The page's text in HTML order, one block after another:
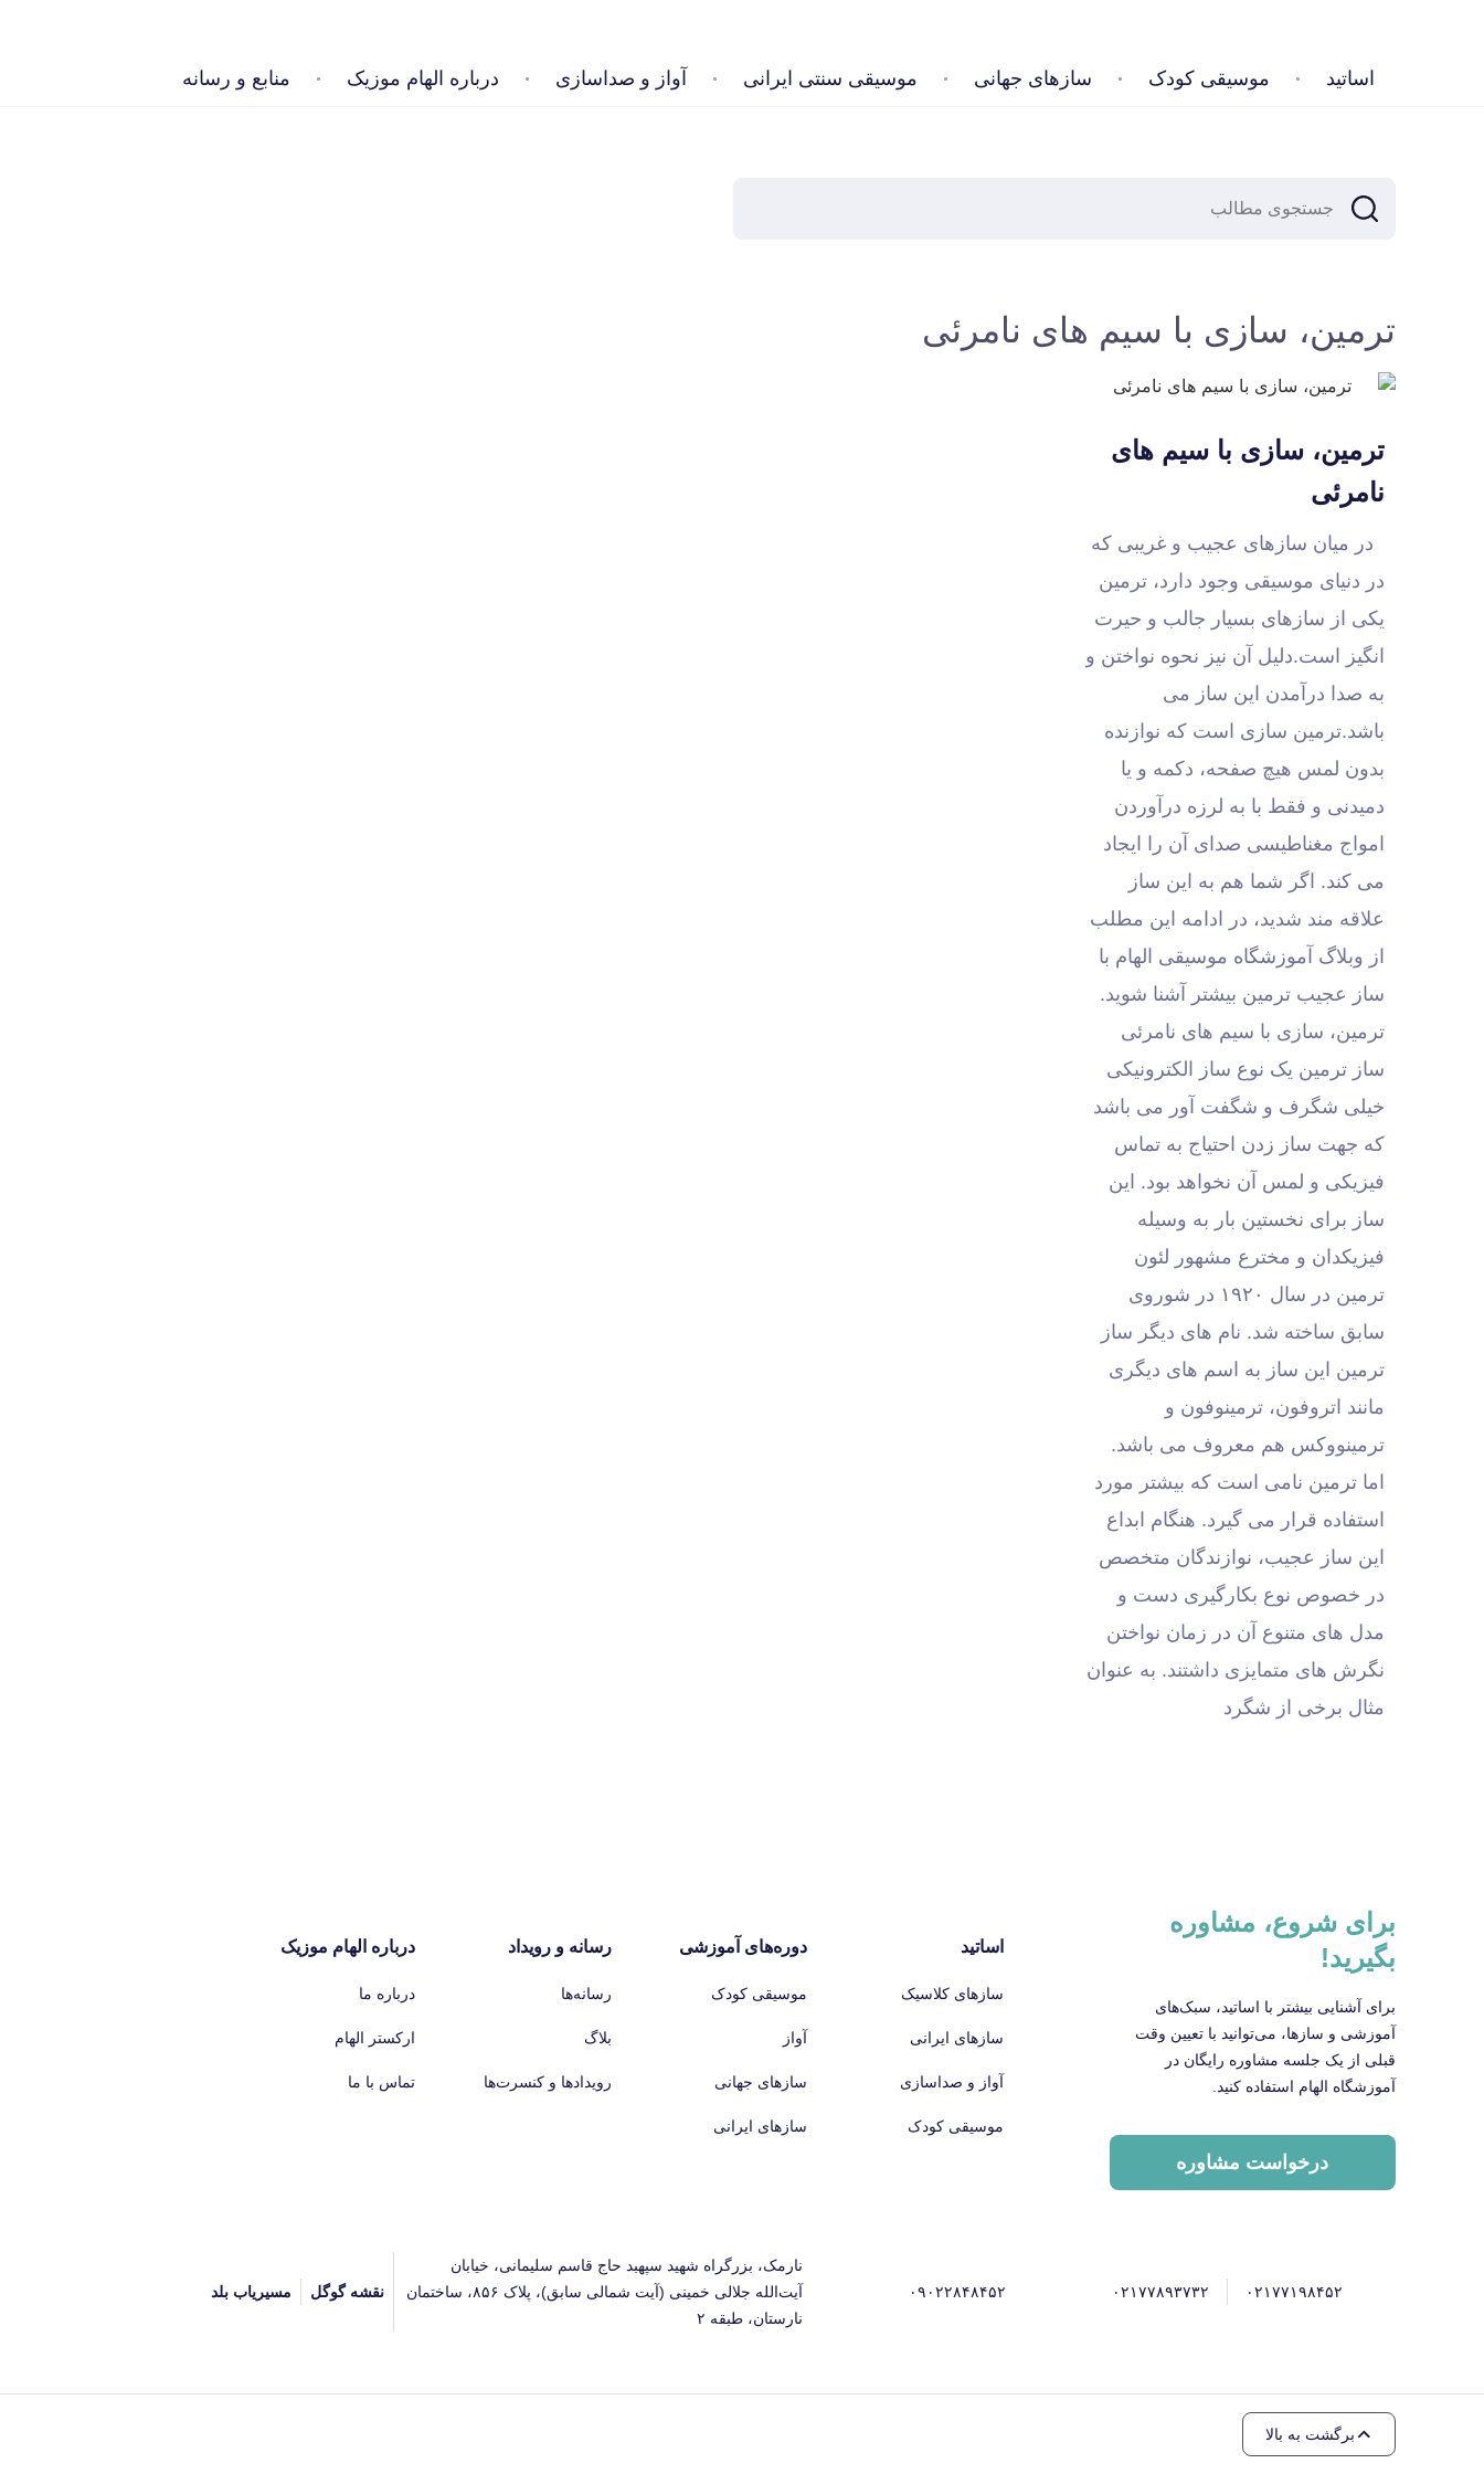
اساتید موسیقی کودک سازهای جهانی موسیقی سنتی ایرانی آواز و صداسازی درباره الهام موزیک منابع و رسانه
ترمین، سازی با سیم های نامرئی
ترمین، سازی با سیم های
نامرئی
در میان سازهای عجیب و غریبی که
در دنیای موسیقی وجود دارد، ترمین
یکی از سازهای بسیار جالب و حیرت
انگیز است.دلیل آن نیز نحوه نواختن و
به صدا درآمدن این ساز می
باشد.ترمین سازی است که نوازنده
بدون لمس هیچ صفحه، دکمه و یا
دمیدنی و فقط با به لرزه درآوردن
امواج مغناطیسی صدای آن را ایجاد
می کند. اگر شما هم به این ساز
علاقه مند شدید، در ادامه این مطلب
از وبلاگ آموزشگاه موسیقی الهام با
ساز عجیب ترمین بیشتر آشنا شوید.
ترمین، سازی با سیم های نامرئی
ساز ترمین یک نوع ساز الکترونیکی
خیلی شگرف و شگفت آور می باشد
که جهت ساز زدن احتیاج به تماس
فیزیکی و لمس آن نخواهد بود. این
ساز برای نخستین بار به وسیله
فیزیکدان و مخترع مشهور لئون
ترمین در سال ۱۹۲۰ در شوروی
سابق ساخته شد. نام های دیگر ساز
ترمین این ساز به اسم های دیگری
مانند اتروفون، ترمینوفون و
ترمینووکس هم معروف می باشد.
اما ترمین نامی است که بیشتر مورد
استفاده قرار می گیرد. هنگام ابداع
این ساز عجیب، نوازندگان متخصص
در خصوص نوع بکارگیری دست و
مدل های متنوع آن در زمان نواختن
نگرش های متمایزی داشتند. به عنوان
مثال برخی از شگرد
برای شروع، مشاوره
بگیرید!
برای آشنایی بیشتر با اساتید، سبک‌های
آموزشی و سازها، می‌توانید با تعیین وقت
قبلی از یک جلسه مشاوره رایگان در
آموزشگاه الهام استفاده کنید.
درخواست مشاوره
اساتید
سازهای کلاسیک
سازهای ایرانی
آواز و صداسازی
موسیقی کودک
دوره‌های آموزشی
موسیقی کودک
آواز
سازهای جهانی
سازهای ایرانی
رسانه و رویداد
رسانه‌ها
بلاگ
رویدادها و کنسرت‌ها
درباره الهام موزیک
درباره ما
ارکستر الهام
تماس با ما
۰۲۱۷۷۱۹۸۴۵۲ ۰۲۱۷۷۸۹۳۷۳۲ ۰۹۰۲۲۸۴۸۴۵۲
نارمک، بزرگراه شهید سپهبد حاج قاسم سلیمانی، خیابان
آیت‌الله جلالی خمینی (آیت شمالی سابق)، پلاک ۸۵۶، ساختمان
نارستان، طبقه ۲
نقشه گوگل مسیریاب بلد
برگشت به بالا